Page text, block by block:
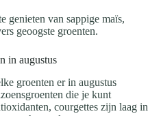
genieten van sappige maïs,
geoogste groenten.
in augustus
groenten er in augustus
die je kunt
courgettes zijn laag in